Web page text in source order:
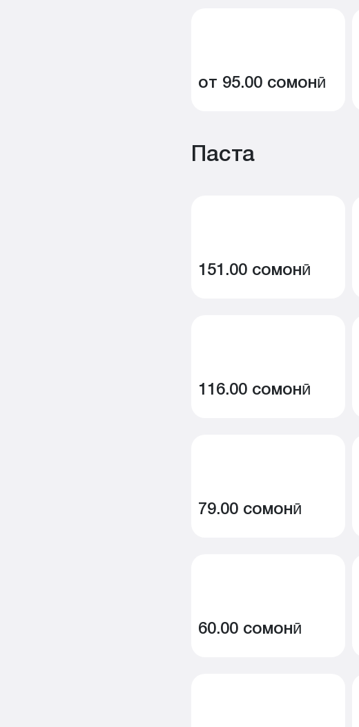
от 95.00 сомонӣ
Паста
151.00 сомонӣ
116.00 сомонӣ
79.00 сомонӣ
60.00 сомонӣ